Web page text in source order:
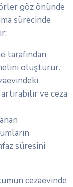
göz önünde
sürecinde
tarafından
oluşturur.
artırabilir ve ceza
süresini
cezaevinde